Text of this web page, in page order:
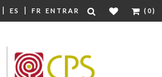
| ES | FR ENTRAR (0)